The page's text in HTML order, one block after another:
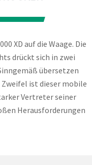
XD auf die Waage. Die
drückt sich in zwei
übersetzen
Zweifel ist dieser mobile
Vertreter seiner
Herausforderungen